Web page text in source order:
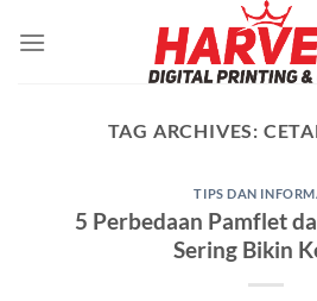
TAG ARCHIVES:
TIPS DAN
5 Perbedaan Pamflet
Sering Bikin